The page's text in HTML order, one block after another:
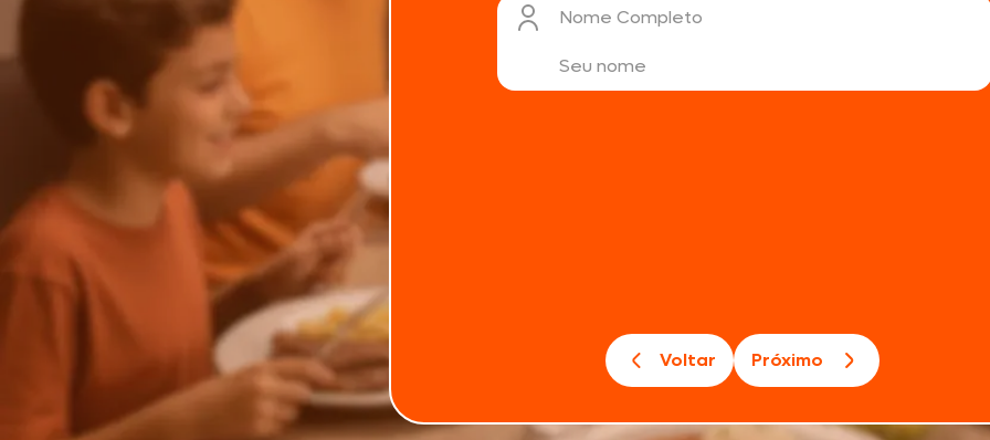
Nome Completo
Voltar Próximo